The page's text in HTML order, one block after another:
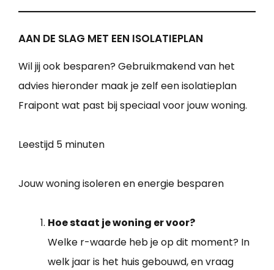
AAN DE SLAG MET EEN ISOLATIEPLAN
Wil jij ook besparen? Gebruikmakend van het
advies hieronder maak je zelf een isolatieplan
Fraipont wat past bij speciaal voor jouw woning.
Leestijd 5 minuten
Jouw woning isoleren en energie besparen
Hoe staat je woning er voor?
Welke r-waarde heb je op dit moment? In
welk jaar is het huis gebouwd, en vraag